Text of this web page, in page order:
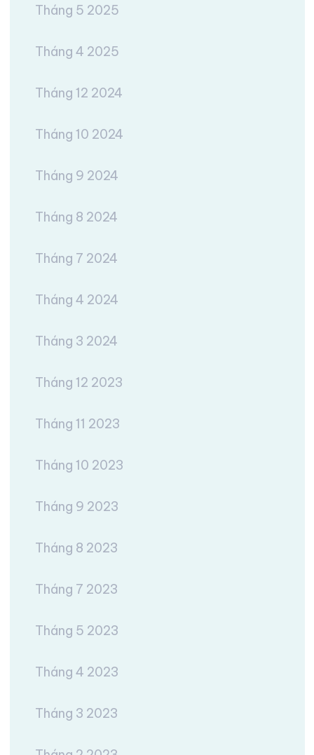
Tháng 5 2025
Tháng 4 2025
Tháng 12 2024
Tháng 10 2024
Tháng 9 2024
Tháng 8 2024
Tháng 7 2024
Tháng 4 2024
Tháng 3 2024
Tháng 12 2023
Tháng 11 2023
Tháng 10 2023
Tháng 9 2023
Tháng 8 2023
Tháng 7 2023
Tháng 5 2023
Tháng 4 2023
Tháng 3 2023